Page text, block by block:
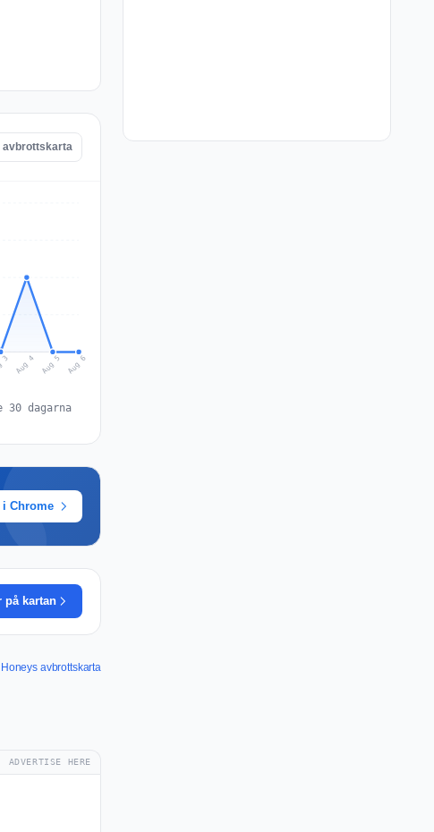
avbrottskarta
3 Aug 4 Aug 5 Aug 6
30 dagarna
Chrome
på kartan
avbrottskarta
ADVERTISE HERE